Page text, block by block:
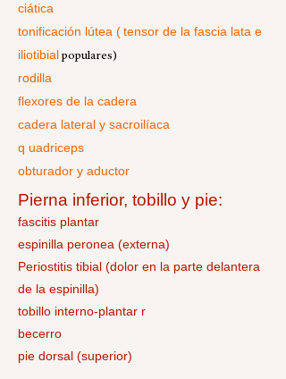
ciática
tonificación lútea (tensor de la fascia lata e
iliotibial populares)
rodilla
flexores de la cadera
cadera lateral y sacroilíaca
q uadriceps
obturador y aductor
Pierna inferior, tobillo y pie:
fascitis plantar
espinilla peronea (externa)
Periostitis tibial (dolor en la parte delantera
de la espinilla)
tobillo interno-plantar r
becerro
pie dorsal (superior)